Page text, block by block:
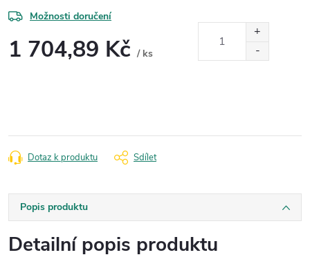
Možnosti doručení
1 704,89 Kč / ks
Dotaz k produktu Sdílet
Popis produktu
Detailní popis produktu